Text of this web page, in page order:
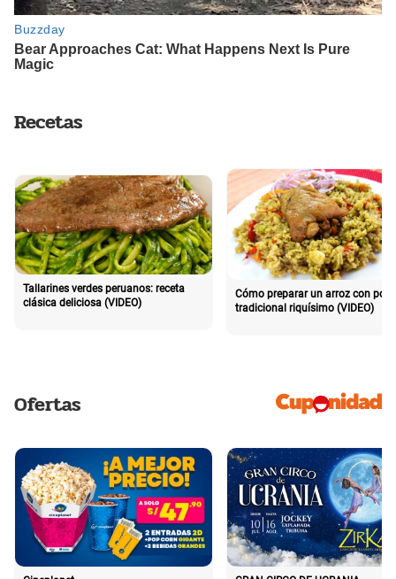
Recetas
Tallarines verdes peruanos: receta
clásica deliciosa (VIDEO)
Cómo preparar un arroz con pollo
tradicional riquísimo (VIDEO)
Ofertas